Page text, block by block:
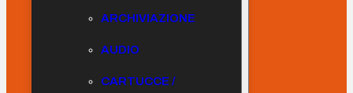
ARCHIVIAZIONE
AUDIO
CARTUCCE /